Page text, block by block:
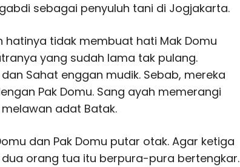
sebagai penyuluh tani di Jogjakarta.
hatinya tidak membuat hati Mak Domu
yang sudah lama tak pulang.
Sahat enggan mudik. Sebab, mereka
Pak Domu. Sang ayah memerangi
adat Batak.
dan Pak Domu putar otak. Agar ketiga
orang tua itu berpura-pura bertengkar.